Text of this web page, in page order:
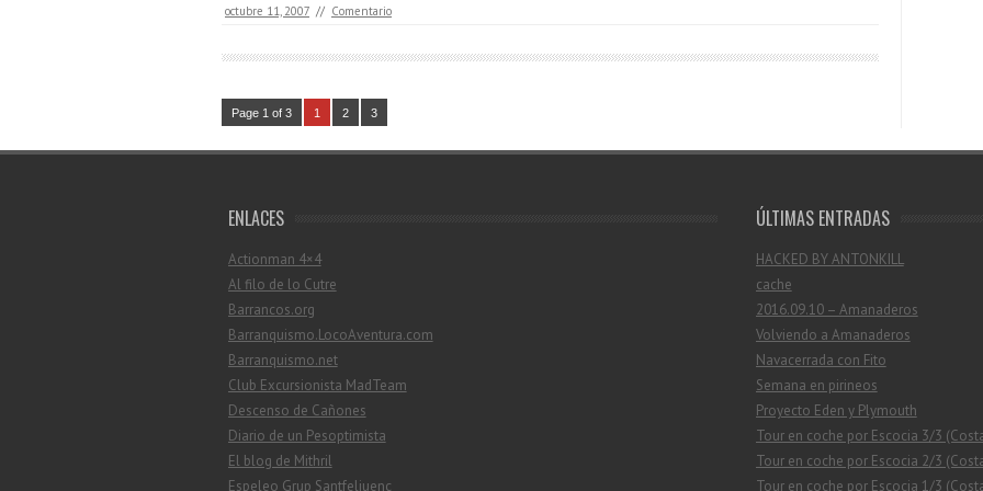
octubre 11, 2007 // Comentario
Page 1 of 3 1 2 3
ENLACES
Actionman 4×4
Al filo de lo Cutre
Barrancos.org
Barranquismo.LocoAventura.com
Barranquismo.net
Club Excursionista MadTeam
Descenso de Cañones
Diario de un Pesoptimista
El blog de Mithril
Espeleo Grup Santfeliuenc
ÚLTIMAS ENTRADAS
HACKED BY ANTONKILL
cache
2016.09.10 – Amanaderos
Volviendo a Amanaderos
Navacerrada con Fito
Semana en pirineos
Proyecto Eden y Plymouth
Tour en coche por Escocia 3/3
Tour en coche por Escocia 2/3
Tour en coche por Escocia 1/3